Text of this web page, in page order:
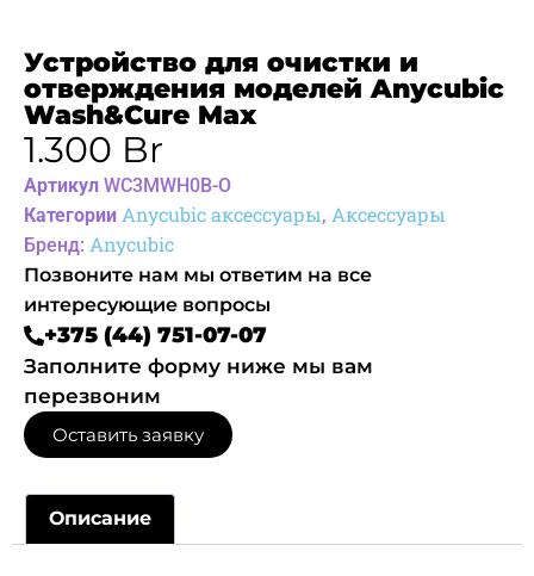
Устройство для очистки и
отверждения моделей Anycubic
Wash&Cure Max
1.300 Br
Артикул WC3MWH0B-O
Категории Anycubic аксессуары, Аксессуары
Бренд: Anycubic
Позвоните нам мы ответим на все
интересующие вопросы
+375 (44) 751-07-07
Заполните форму ниже мы вам
перезвоним
Оставить заявку
Описание